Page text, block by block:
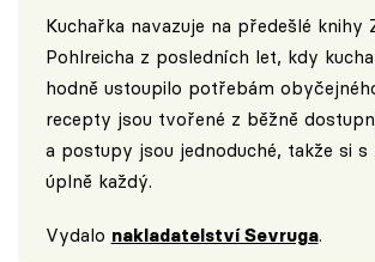
Kuchařka navazuje na předešlé knihy
Pohlreicha z posledních let, kdy
hodně ustoupilo potřebám
recepty jsou tvořené z běžně
a postupy jsou jednoduché, takže si s
úplně každý.
Vydalo nakladatelství Sevruga.